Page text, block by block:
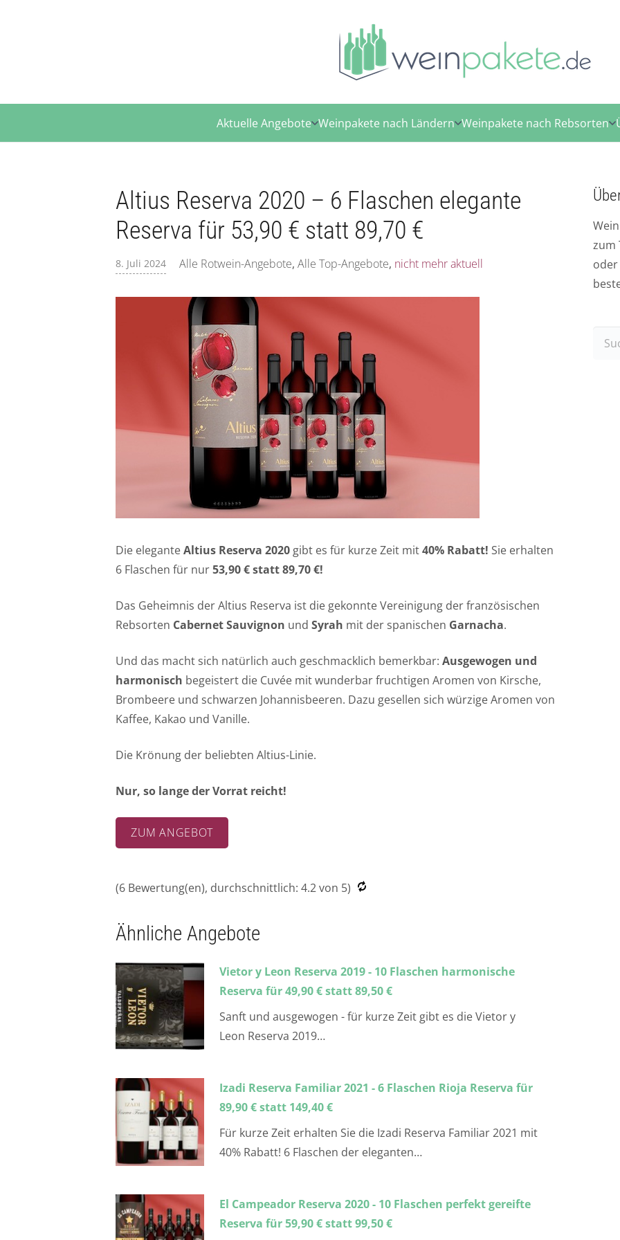
Aktuelle Angebote Weinpakete nach Ländern Weinpakete nach Rebsorten
Altius Reserva 2020 – 6 Flaschen elegante
Reserva für 53,90 € statt 89,70 €
8. Juli 2024 Alle Rotwein-Angebote, Alle Top-Angebote, nicht mehr aktuell
Die eleganteAltius Reserva 2020gibt es für kurze Zeit mit40% Rabatt! Sie erhalten
6 Flaschen für nur53,90 € statt 89,70 €!
Das Geheimnis der Altius Reserva ist die gekonnte Vereinigung der französischen
Rebsorten Cabernet Sauvignon und Syrah mit der spanischen Garnacha.
Und das macht sich natürlich auch geschmacklich bemerkbar: Ausgewogen und
harmonisch begeistert die Cuvée mit wunderbar fruchtigen Aromen von Kirsche,
Brombeere und schwarzen Johannisbeeren. Dazu gesellen sich würzige Aromen von
Kaffee, Kakao und Vanille.
Die Krönung der beliebten Altius-Linie.
Nur, so lange der Vorrat reicht!
ZUM ANGEBOT
(6Bewertung(en), durchschnittlich: 4.2von 5)
Ähnliche Angebote
Vietor y Leon Reserva 2019 - 10 Flaschen harmonische
Reserva für 49,90 € statt 89,50 €
Sanft und ausgewogen - für kurze Zeit gibt es die Vietor y
Leon Reserva 2019…
Izadi Reserva Familiar 2021 - 6 Flaschen Rioja Reserva für
89,90 € statt 149,40 €
Für kurze Zeit erhalten Sie die Izadi Reserva Familiar 2021 mit
40% Rabatt! 6 Flaschen der eleganten…
El Campeador Reserva 2020 - 10 Flaschen perfekt gereifte
Reserva für 59,90 € statt 99,50 €
zum
oder